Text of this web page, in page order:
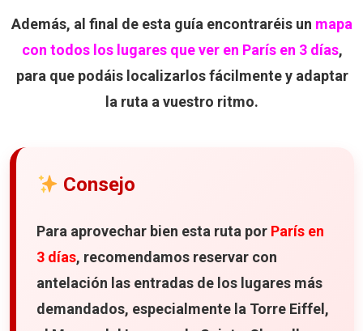
Además, al final de esta guía encontraréis un mapa
con todos los lugares que ver en París en 3 días,
para que podáis localizarlos fácilmente y adaptar
la ruta a vuestro ritmo.
Consejo
Para aprovechar bien esta ruta por París en
3 días, recomendamos reservar con
antelación las entradas de los lugares más
demandados, especialmente la Torre Eiffel,